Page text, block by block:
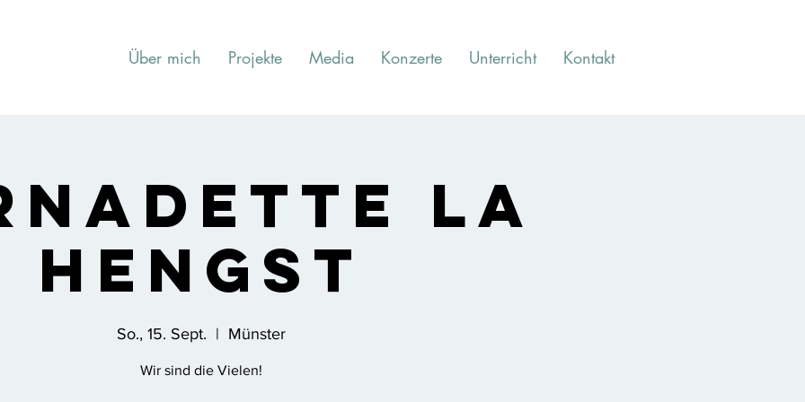
Über mich Projekte Media Konzerte Unterricht Kontakt
la
Hengst
So., 15. Sept.
  |
Münster
Wir sind die Vielen!